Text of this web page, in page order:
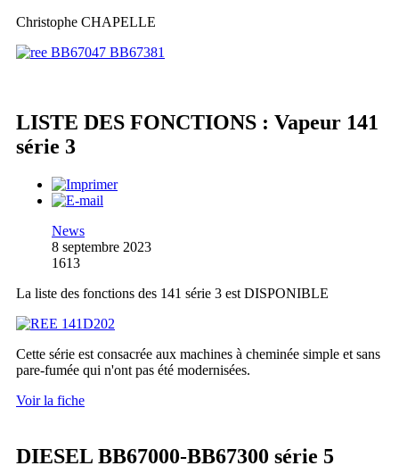
Christophe CHAPELLE
LISTE DES FONCTIONS : Vapeur 141
série 3
News
8 septembre 2023
1613
La liste des fonctions des 141 série 3 est DISPONIBLE
Cette série est consacrée aux machines à cheminée simple et sans
pare-fumée qui n'ont pas été modernisées.
Voir la fiche
DIESEL BB67000-BB67300 série 5